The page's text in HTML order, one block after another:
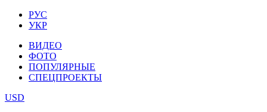
РУС
УКР
ВИДЕО
ФОТО
ПОПУЛЯРНЫЕ
СПЕЦПРОЕКТЫ
USD